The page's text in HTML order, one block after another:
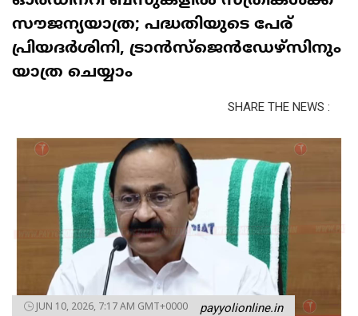
സൗജന്യയാത്ര; പദ്ധതിയുടെ പേര്
പ്രിയദർശിനി, ട്രാൻസ്ജെൻഡേഴ്സിനും
യാത്ര ചെയ്യാം
SHARE THE NEWS :
JUN 10, 2026, 7:17 AM GMT+0000 payyolionline.in